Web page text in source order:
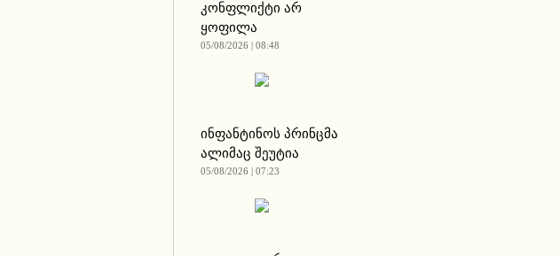
კონფლიქტი არ
ყოფილა
05/08/2026 | 08:48
ინფანტინოს პრინცმა
ალიმაც შეუტია
05/08/2026 | 07:23